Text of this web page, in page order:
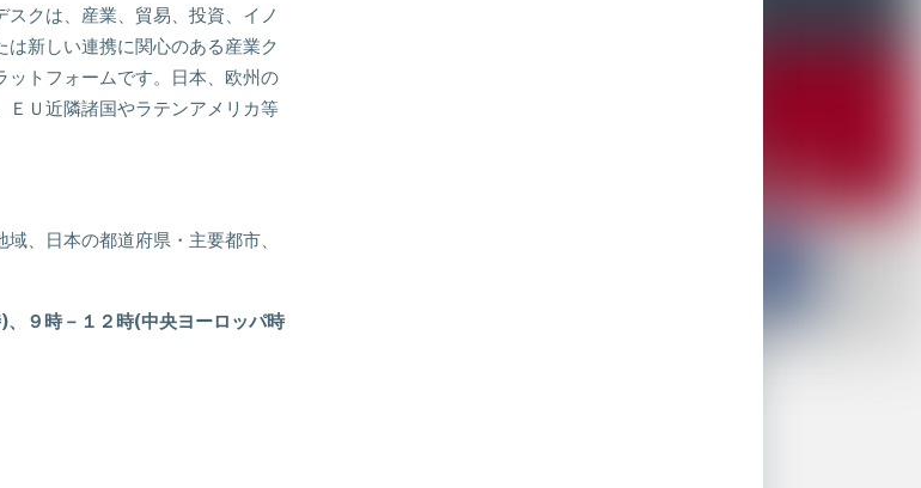
クは、産業、貿易、投資、イノ
新しい連携に関心のある産業ク
トフォームです。日本、欧州の
Ｕ近隣諸国やラテンアメリカ等
、日本の都道府県・主要都市、
)、９時－１２時(中央ヨーロッパ時